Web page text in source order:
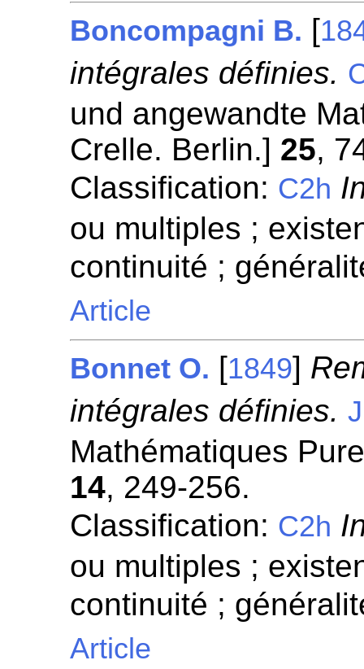
Boncompagni B. [
intégrales définies.
und angewandte
Crelle. Berlin.] 25,
Classification: C2h
ou multiples ;
continuité ;
Article
Bonnet O. [1849]
intégrales définies.
Mathématiques
14, 249-256.
Classification: C2h
ou multiples ;
continuité ;
Article